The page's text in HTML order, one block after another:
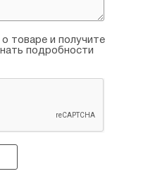
товаре и получите
подробности